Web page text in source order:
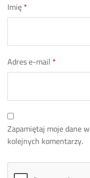
Imię*
Adres e-mail *
Zapamiętaj moje dane
kolejnych komentarzy.